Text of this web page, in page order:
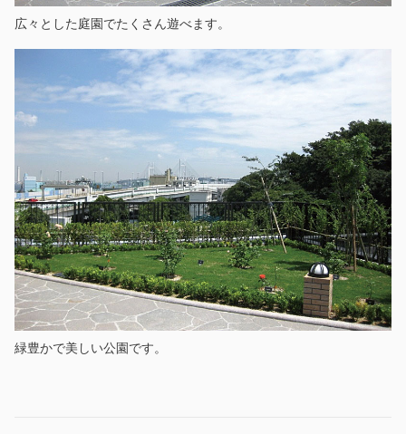
広々とした庭園でたくさん遊べます。
緑豊かで美しい公園です。